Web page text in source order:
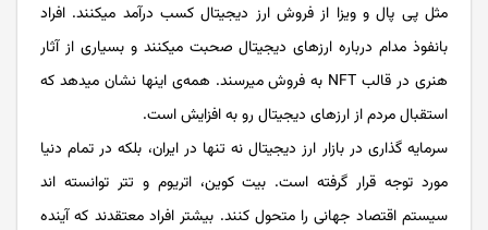
مثل پی پال و ویزا از فروش ارز دیجیتال کسب درآمد میکنند. افراد
بانفوذ مدام درباره ارزهای دیجیتال صحبت میکنند و بسیاری از آثار
هنری در قالب NFT به فروش میرسند. همه‌ی اینها نشان میدهد که
استقبال مردم از ارزهای دیجیتال رو به افزایش است.
سرمایه گذاری در بازار ارز دیجیتال نه تنها در ایران، بلکه در تمام دنیا
مورد توجه قرار گرفته است. بیت کوین، اتریوم و تتر توانسته اند
سیستم اقتصاد جهانی را متحول کنند. بیشتر افراد معتقدند که آینده